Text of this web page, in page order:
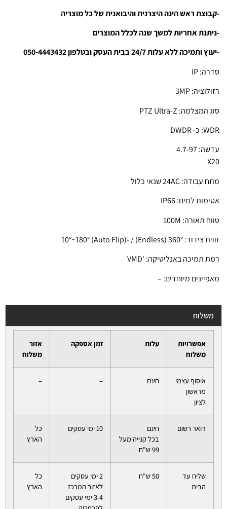
-קבוצת ראש הינה היצרנית והיבואנית של כל מוצריה
-ניתנת אחריות למשך שנה לכלל המוצרים
-יעוץ ותמיכה ללא עלות 24/7 בבית העסק ובטלפון 050-4443432
סדרה: IP
רזולוציה: 3MP
סוג המצלמה: PTZ Ultra-Z
WDR: כ- DWDR
עדשה: 4.7-97
X20
מתח עבודה: 24AC שנאי כלול
אטימות למים: IP66
טווח תאורה: 100M
זווית צידוד: 360° (Endless) / -10°~180° (Auto Flip)
רמת תמיכה באנליטיקה: 'VMD
מאפיינים מיוחדים: –
משלוח
אפשרויות
משלוח
עלות זמן אספקה
אזור
משלוח
איסוף עצמי
מראשון
לציון
חינם –
–
דואר רשום
חינם
בכל קנייה מעל
99 ש"ח
10 ימי עסקים
כל
הארץ
שליח עד
הבית
50 ש"ח
2 ימי עסקים
לאזור המרכז
3-4 ימי עסקים
כל
הארץ